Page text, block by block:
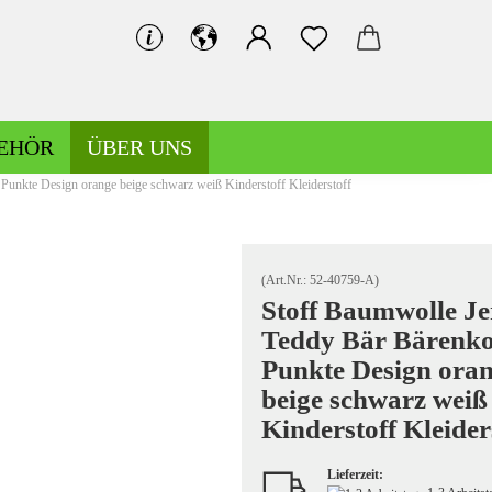
Leinen gemustert
ÜBER UNS
Design orange beige schwarz weiß Kinderstoff Kleiderstoff
(Art.Nr.: 52-40759-A)
Stoff Baumwolle
Teddy Bär
Punkte Design
beige schwarz weiß
Kinderstoff
Lieferzeit: